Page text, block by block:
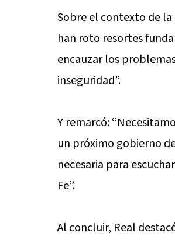
Sobre el contexto de la
han roto resortes
encauzar los
inseguridad”.
Y remarcó:
un próximo gobierno
necesaria para
Fe”.
Al concluir, Real